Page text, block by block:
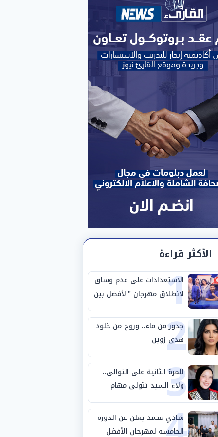
الأكثر قراءة
1
الاستعدادات على قدم وساق
لانطلاق مهرجان "الأفضل بين
الأفضل" في دورته الخامسة
2
جذور من ماء.. وروح من خلود
هدى زوين
3
للمرة الثانية على التوالي..
ولاء السيد تتولى مهام
المنسق الإعلامي لمهرجان
"الأفضل بين الأفضل" في
دورته الخامسة
شادي محمد يعلن عن الدوره
الخامسه لمهرجان الأفضل